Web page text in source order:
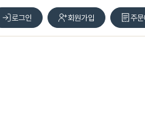
로그인 회원가입 주